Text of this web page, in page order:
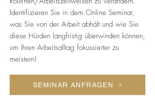
Identifizieren Sie in dem Online Seminar,
was Sie von der Arbeit abhält und wie Sie
diese Hürden langfristig überwinden können,
um Ihren Arbeitsalltag fokussierter zu
meistern!
SEMINAR ANFRAGEN